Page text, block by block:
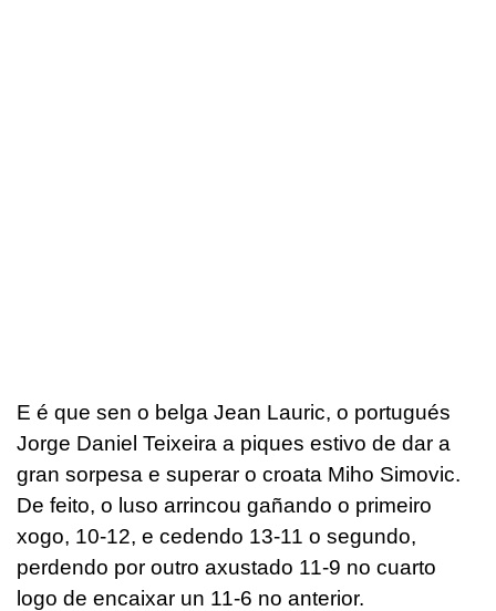
E é que sen o belga Jean Lauric, o portugués
Jorge Daniel Teixeira a piques estivo de dar a
gran sorpesa e superar o croata Miho Simovic.
De feito, o luso arrincou gañando o primeiro
xogo, 10-12, e cedendo 13-11 o segundo,
perdendo por outro axustado 11-9 no cuarto
logo de encaixar un 11-6 no anterior.